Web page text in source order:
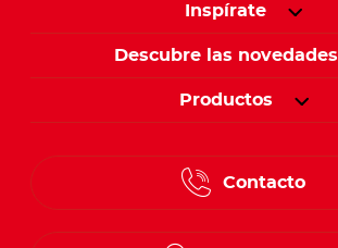
Inspírate
Descubre las novedades
Productos
Contacto